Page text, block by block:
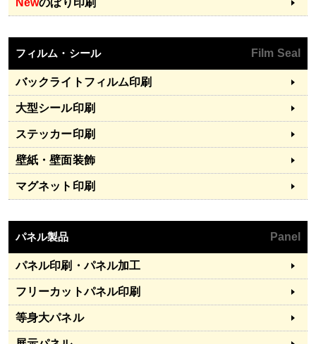
フィルム・シール Film Seal
バックライトフィルム印刷
大型シール印刷
ステッカー印刷
壁紙・壁面装飾
マグネット印刷
パネル製品 Panel
パネル印刷・パネル加工
フリーカットパネル印刷
等身大パネル